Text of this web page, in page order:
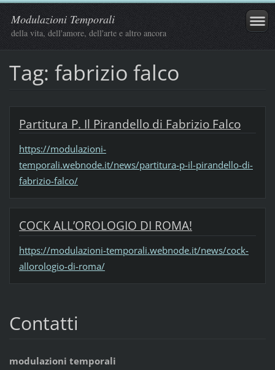
Modulazioni Temporali
della vita, dell'amore, dell'arte e altro ancora
Tag: fabrizio falco
Partitura P. Il Pirandello di Fabrizio Falco
https://modulazioni-
temporali.webnode.it/news/partitura-p-il-pirandello-di-
fabrizio-falco/
COCK ALL’OROLOGIO DI ROMA!
https://modulazioni-temporali.webnode.it/news/cock-
allorologio-di-roma/
Contatti
modulazioni temporali